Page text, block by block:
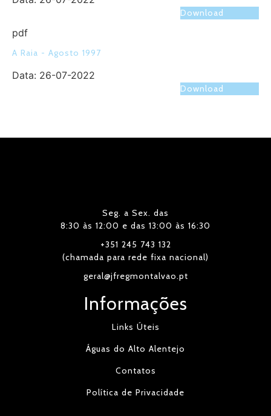
Download
pdf
A Raia - Agosto 1997
Data: 26-07-2022
Download
Seg. a Sex. das
8:30 às 12:00 e das 13:00 às 16:30
+351 245 743 132
(chamada para rede fixa nacional)
geral@jfregmontalvao.pt
Informações
Links Úteis
Águas do Alto Alentejo
Contatos
Política de Privacidade